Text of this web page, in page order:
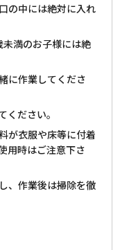
の中には絶対に入れ
満のお子様には絶
に作業してくださ
ださい。
が衣服や床等に付着
用時はご注意下さ
、作業後は掃除を徹